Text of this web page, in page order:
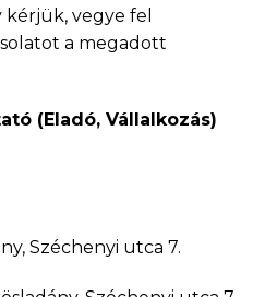
vegye fel
a megadott
(Eladó, Vállalkozás)
Széchenyi utca 7.